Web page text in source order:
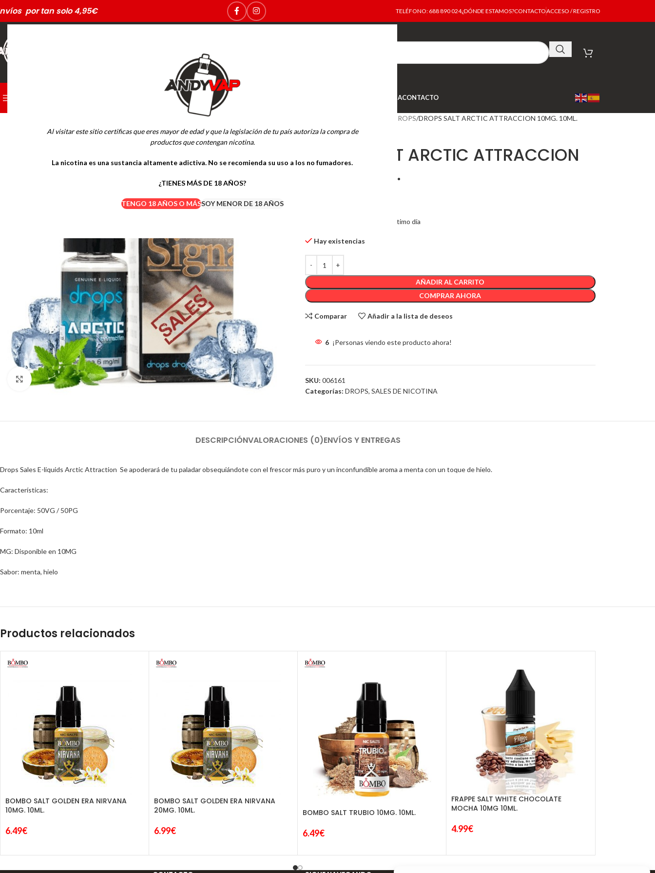
Al visitar este sitio certificas que eres mayor de edad y que la legislación de tu país autoriza la compra de
productos que contengan nicotina.
La nicotina es una sustancia altamente adictiva. No se recomienda su uso a los no fumadores.
¿TIENES MÁS DE 18 AÑOS?
TENGO 18 AÑOS O MÁSSOY MENOR DE 18 AÑOS
por tan solo 4,95€ TELÉFONO: 688 890 024¿DÓNDE ESTAMOS?CONTACTOACCESO / REGISTRO
PODS DESECHABLES
Drifter Desechables
TIENDACONTACTO
Clic para ampliar
DROPS DROPS SALT ARCTIC ATTRACCION 10MG. 10ML.
DROPS SALT ARCTIC ATTRACCION
10MG. 10ML.
Artículo Vendido en el último día
Hay existencias
AÑADIR AL CARRITO
COMPRAR AHORA
Comparar Añadir a la lista de deseos
6 ¡Personas viendo este producto ahora!
SKU: 006161
Categorías: DROPS, SALES DE NICOTINA
DESCRIPCIÓNVALORACIONES (0)ENVÍOS Y ENTREGAS
Drops Sales E-liquids Arctic Attraction Se apoderará de tu paladar obsequiándote con el frescor más puro y un inconfundible aroma a menta con un toque de hielo.
Características:
Porcentaje: 50VG / 50PG
Formato: 10ml
MG: Disponible en 10MG
Sabor: menta, hielo
Productos relacionados
BOMBO SALT GOLDEN ERA NIRVANA
10MG. 10ML.
6.49€
BOMBO SALT GOLDEN ERA NIRVANA
20MG. 10ML.
6.99€
BOMBO SALT TRUBIO 10MG. 10ML.
6.49€
FRAPPE SALT WHITE CHOCOLATE
MOCHA 10MG 10ML.
4.99€